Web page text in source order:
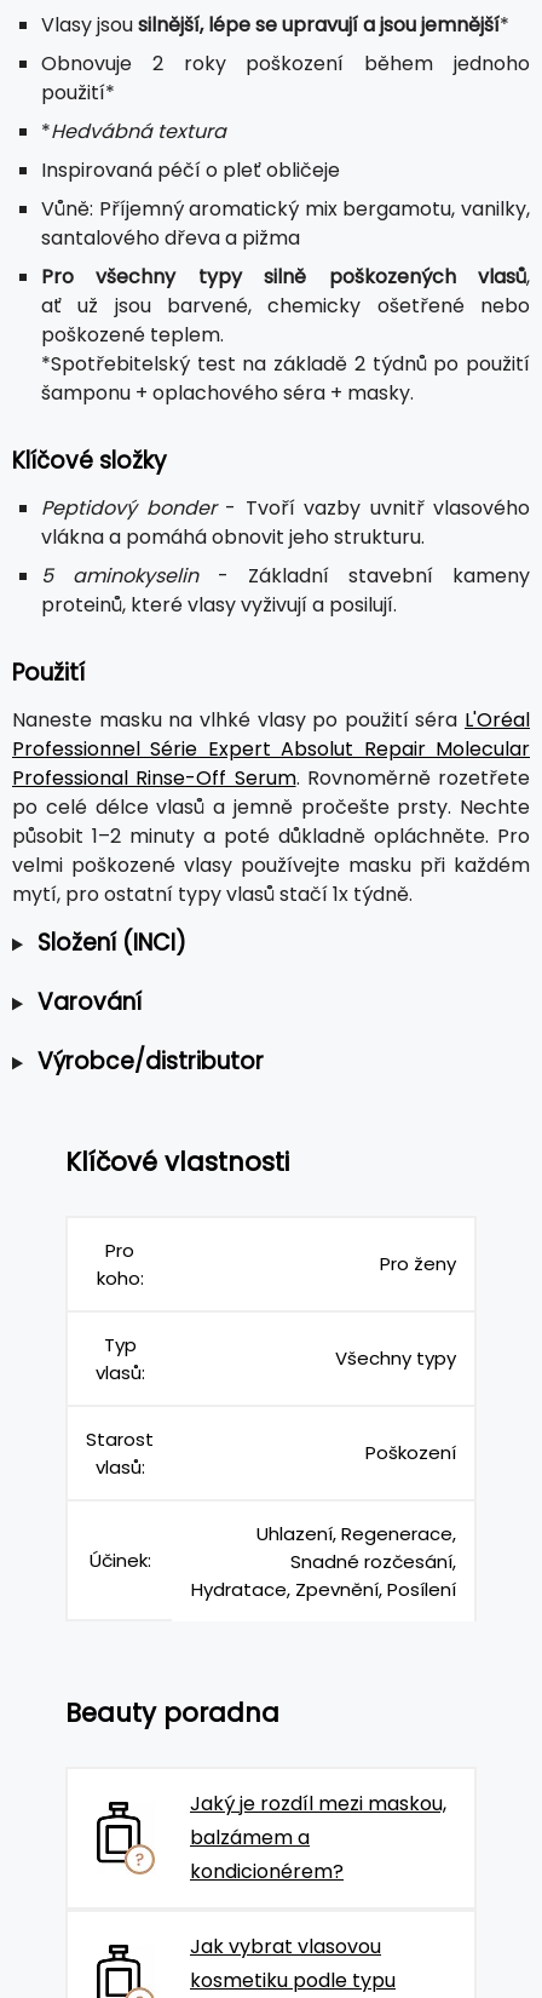
Vlasy jsousilnější, lépe se upravují a jsou jemnější*
Obnovuje 2 roky poškození během jednoho
použití*
*Hedvábná textura
Inspirovaná péčí o pleť obličeje
Vůně: Příjemný aromatický mix bergamotu, vanilky,
santalového dřeva a pižma
Pro všechny typy silně poškozených vlasů,
ať už jsou barvené, chemicky ošetřené nebo
poškozené teplem.
*Spotřebitelský test na základě 2 týdnů po použití
šamponu + oplachového séra + masky.
Klíčové složky
Peptidový bonder- Tvoří vazby uvnitř vlasového
vlákna a pomáhá obnovit jeho strukturu.
5 aminokyselin- Základní stavební kameny
proteinů, které vlasy vyživují a posilují.
Použití
Naneste masku na vlhké vlasy po použití séra L'Oréal
Professionnel Série Expert Absolut Repair Molecular
Professional Rinse-Off Serum. Rovnoměrně rozetřete
po celé délce vlasů a jemně pročešte prsty. Nechte
působit 1–2 minuty a poté důkladně opláchněte. Pro
velmi poškozené vlasy používejte masku při každém
mytí, pro ostatní typy vlasů stačí 1x týdně.
Složení (INCI)
Varování
Výrobce/distributor
Klíčové vlastnosti
Pro
koho:
Pro ženy
Typ
vlasů:
Všechny typy
Starost
vlasů:
Poškození
Účinek:
Uhlazení, Regenerace,
Snadné rozčesání,
Hydratace, Zpevnění, Posílení
Beauty poradna
Jaký je rozdíl mezi maskou,
balzámem a
kondicionérem?
Jak vybrat vlasovou
kosmetiku podle typu